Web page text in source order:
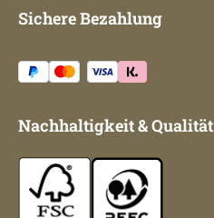
Sichere Bezahlung
Nachhaltigkeit & Qualität